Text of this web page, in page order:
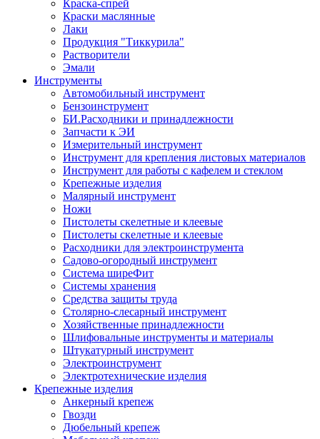
Краска-спрей
Краски маслянные
Лаки
Продукция "Тиккурила"
Растворители
Эмали
Инструменты
Автомобильный инструмент
Бензоинструмент
БИ.Расходники и принадлежности
Запчасти к ЭИ
Измерительный инструмент
Инструмент для крепления листовых материалов
Инструмент для работы с кафелем и стеклом
Крепежные изделия
Малярный инструмент
Ножи
Пистолеты скелетные и клеевые
Пистолеты скелетные и клеевые
Расходники для электроинструмента
Садово-огородный инструмент
Система ширеФит
Системы хранения
Средства защиты труда
Столярно-слесарный инструмент
Хозяйственные принадлежности
Шлифовальные инструменты и материалы
Штукатурный инструмент
Электроинструмент
Электротехнические изделия
Крепежные изделия
Анкерный крепеж
Гвозди
Дюбельный крепеж